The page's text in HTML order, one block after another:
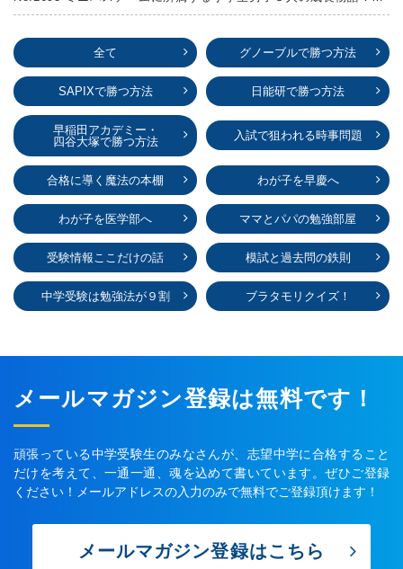
全て グノーブルで勝つ方法
SAPIXで勝つ方法 日能研で勝つ方法
早稲田アカデミー・
四谷大塚で勝つ方法
入試で狙われる時事問題
合格に導く魔法の本棚 わが子を早慶へ
わが子を医学部へ ママとパパの勉強部屋
受験情報ここだけの話 模試と過去問の鉄則
中学受験は勉強法が９割 ブラタモリクイズ！
メールマガジン登録は無料です！
頑張っている中学受験生のみなさんが、志望中学に合格すること
だけを考えて、一通一通、魂を込めて書いています。ぜひご登録
ください！メールアドレスの入力のみで無料でご登録頂けます！
メールマガジン登録はこちら